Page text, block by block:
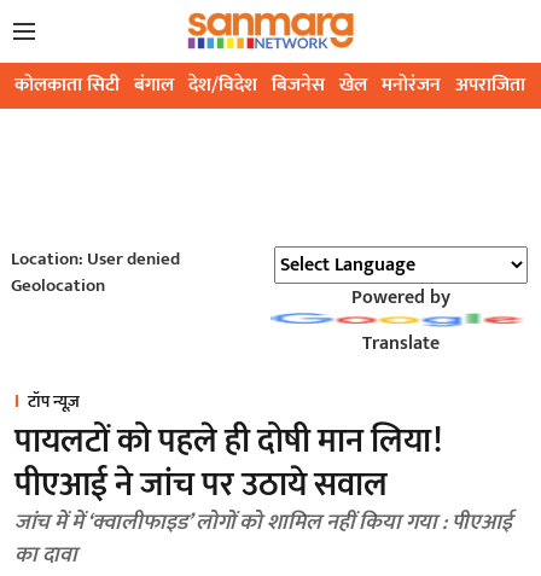
कोलकाता सिटी बंगाल देश/विदेश बिजनेस खेल मनोरंजन अपराजिता
Location: User denied
Geolocation
Powered by
Translate
टॉप न्यूज़
पायलटों को पहले ही दोषी मान लिया!
पीएआई ने जांच पर उठाये सवाल
जांच में में ‘क्वालीफाइड’ लोगों को शामिल नहीं किया गया : पीएआई
का दावा